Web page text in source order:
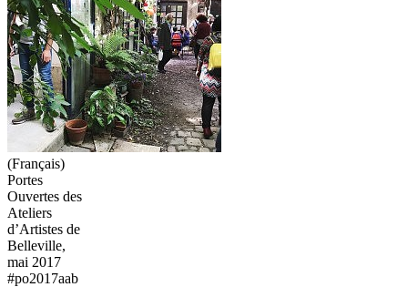
(Français)
Portes
Ouvertes des
Ateliers
d’Artistes de
Belleville,
mai 2017
#po2017aab